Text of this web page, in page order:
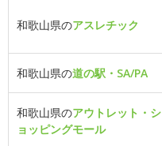
和歌山県のアスレチック
和歌山県の道の駅・SA/PA
和歌山県のアウトレット・シ
ョッピングモール